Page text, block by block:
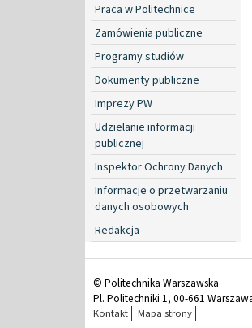
Praca w Politechnice
Zamówienia publiczne
Programy studiów
Dokumenty publiczne
Imprezy PW
Udzielanie informacji
publicznej
Inspektor Ochrony Danych
Informacje o przetwarzaniu
danych osobowych
Redakcja
© Politechnika Warszawska
Pl. Politechniki 1, 00-661
Kontakt Mapa strony